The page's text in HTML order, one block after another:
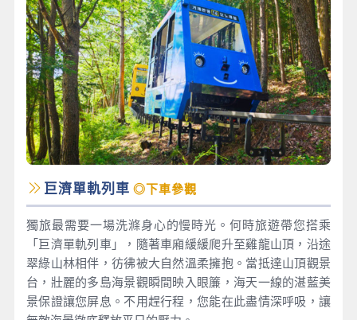
巨濟單軌列車 ◎下車參觀
獨旅最需要一場洗滌身心的慢時光。何時旅遊帶您搭乘
「巨濟單軌列車」，隨著車廂緩緩爬升至雞龍山頂，沿途
翠綠山林相伴，彷彿被大自然溫柔擁抱。當抵達山頂觀景
台，壯麗的多島海景觀瞬間映入眼簾，海天一線的湛藍美
景保證讓您屏息。不用趕行程，您能在此盡情深呼吸，讓